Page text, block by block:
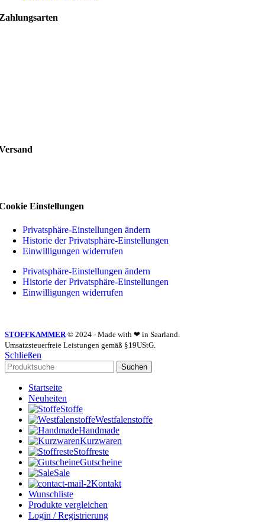
Einstellungen
Privatsphäre-Einstellungen ändern
Historie der Privatsphäre-Einstellungen
Einwilligungen widerrufen
Privatsphäre-Einstellungen ändern
Historie der Privatsphäre-Einstellungen
Einwilligungen widerrufen
STOFFKAMMER © 2024 - Made with ❤ in Saarland.
Umsatzsteuerfreie Leistungen gemäß §19UStG.
Schließen
Suchen
Startseite
Neuheiten
Stoffe
Westfalenstoffe
Handmade
Kurzwaren
Stoffreste
Gutscheine
Sale
Kontakt
Wunschliste
Produkte vergleichen
Login / Registrierung